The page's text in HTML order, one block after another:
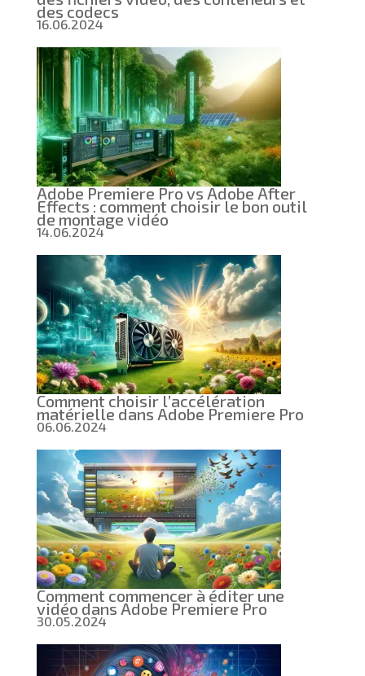
des codecs
16.06.2024
Adobe Premiere Pro vs Adobe After
Effects : comment choisir le bon outil
de montage vidéo
14.06.2024
Comment choisir l’accélération
matérielle dans Adobe Premiere Pro
06.06.2024
Comment commencer à éditer une
vidéo dans Adobe Premiere Pro
30.05.2024